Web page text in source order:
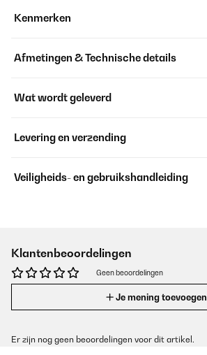
Kenmerken
Afmetingen & Technische details
Wat wordt geleverd
Levering en verzending
Veiligheids- en gebruikshandleiding
Klantenbeoordelingen
Geen beoordelingen
Je mening toevoegen
Er zijn nog geen beoordelingen voor dit artikel.